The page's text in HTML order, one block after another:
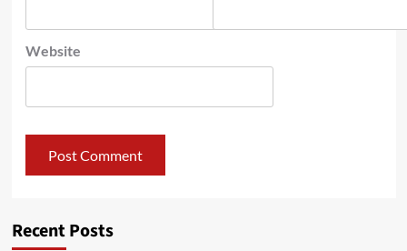
Website
Recent Posts